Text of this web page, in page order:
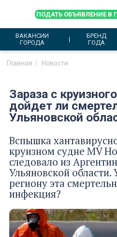
ПОДАТЬ ОБЪЯВЛЕНИЕ В
ВАКАНСИИ
ГОРОДА
БРЕНД
ГОДА
Главная Новости
Зараза с
дойдет ли
Ульяновской
Вспышка
круизном судне MV
следовало из
Ульяновской области.
региону эта
инфекция?